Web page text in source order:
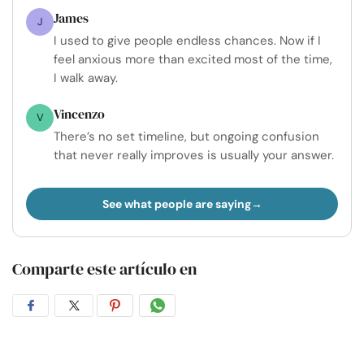
J James
I used to give people endless chances. Now if I
feel anxious more than excited most of the time,
I walk away.
V Vincenzo
There’s no set timeline, but ongoing confusion
that never really improves is usually your answer.
See what people are saying
Comparte este artículo en
CompartirCompartirCompartirCompartir